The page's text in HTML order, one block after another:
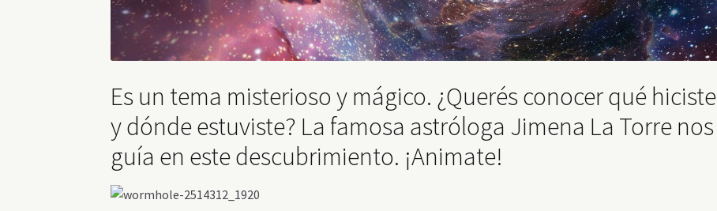
Es un tema misterioso y mágico. ¿Querés conocer qué hiciste
y dónde estuviste? La famosa astróloga Jimena La Torre nos
guía en este descubrimiento. ¡Animate!